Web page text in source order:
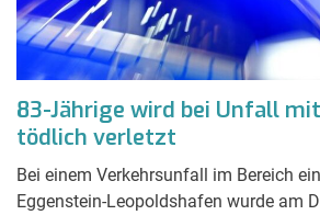
83-Jährige wird bei Unfall
tödlich verletzt
Bei einem Verkehrsunfall im Bereich
Eggenstein-Leopoldshafen wurde am